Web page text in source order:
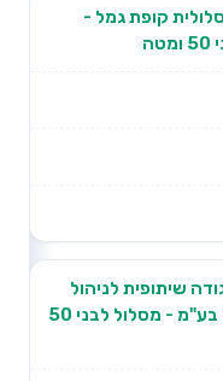
קופת גמל -
שיתופית לניהול
קופות גמל בע"מ - מסלול לבני 50